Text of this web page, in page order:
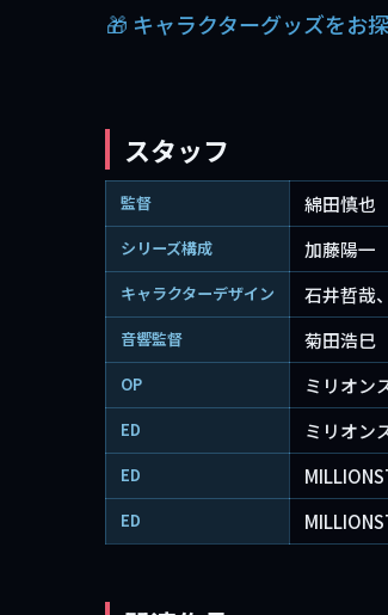
🎁 キャラクターグッズをお
スタッフ
監督 綿田慎也
シリーズ構成 加藤陽一
キャラクターデザイン 石井哲哉
音響監督 菊田浩巳
OP ミリオン
ED ミリオン
ED
ED